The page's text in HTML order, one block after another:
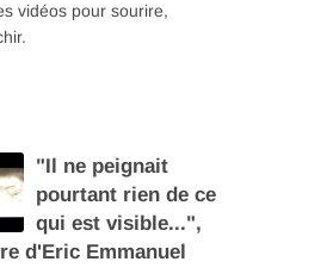
vidéos pour sourire,
"Il ne peignait
pourtant rien de ce
qui est visible...",
d'Eric Emmanuel